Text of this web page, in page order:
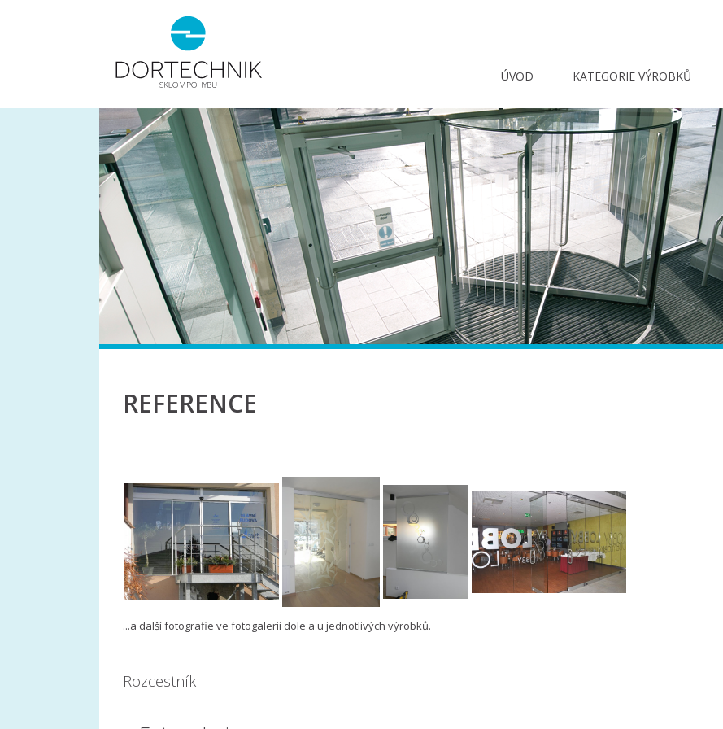
ÚVOD KATEGORIE VÝROBKŮ
REFERENCE
...a další fotografie ve fotogalerii dole a u jednotlivých výrobků.
Rozcestník